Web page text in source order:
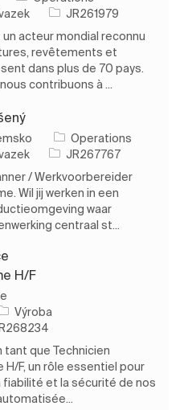
ID úlohy
JR261979
un acteur mondial reconnu
revêtements et
dans plus de 70 pays.
contribuons à ...
Operations
ID úlohy
JR267767
/ Werkvoorbereider
Wil jij werken in een
waar
centraal st...
H/F
Kategorie
Výroba
tant que Technicien
F, un rôle essentiel pour
et la sécurité de nos